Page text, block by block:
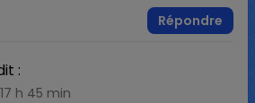
Répondre
:
h 45 min